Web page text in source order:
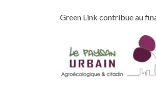
Green Link contribue au